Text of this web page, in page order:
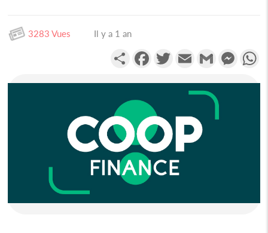
3283 Vues Il y a 1 an
PartagerFacebookTwitterEmail Gmail